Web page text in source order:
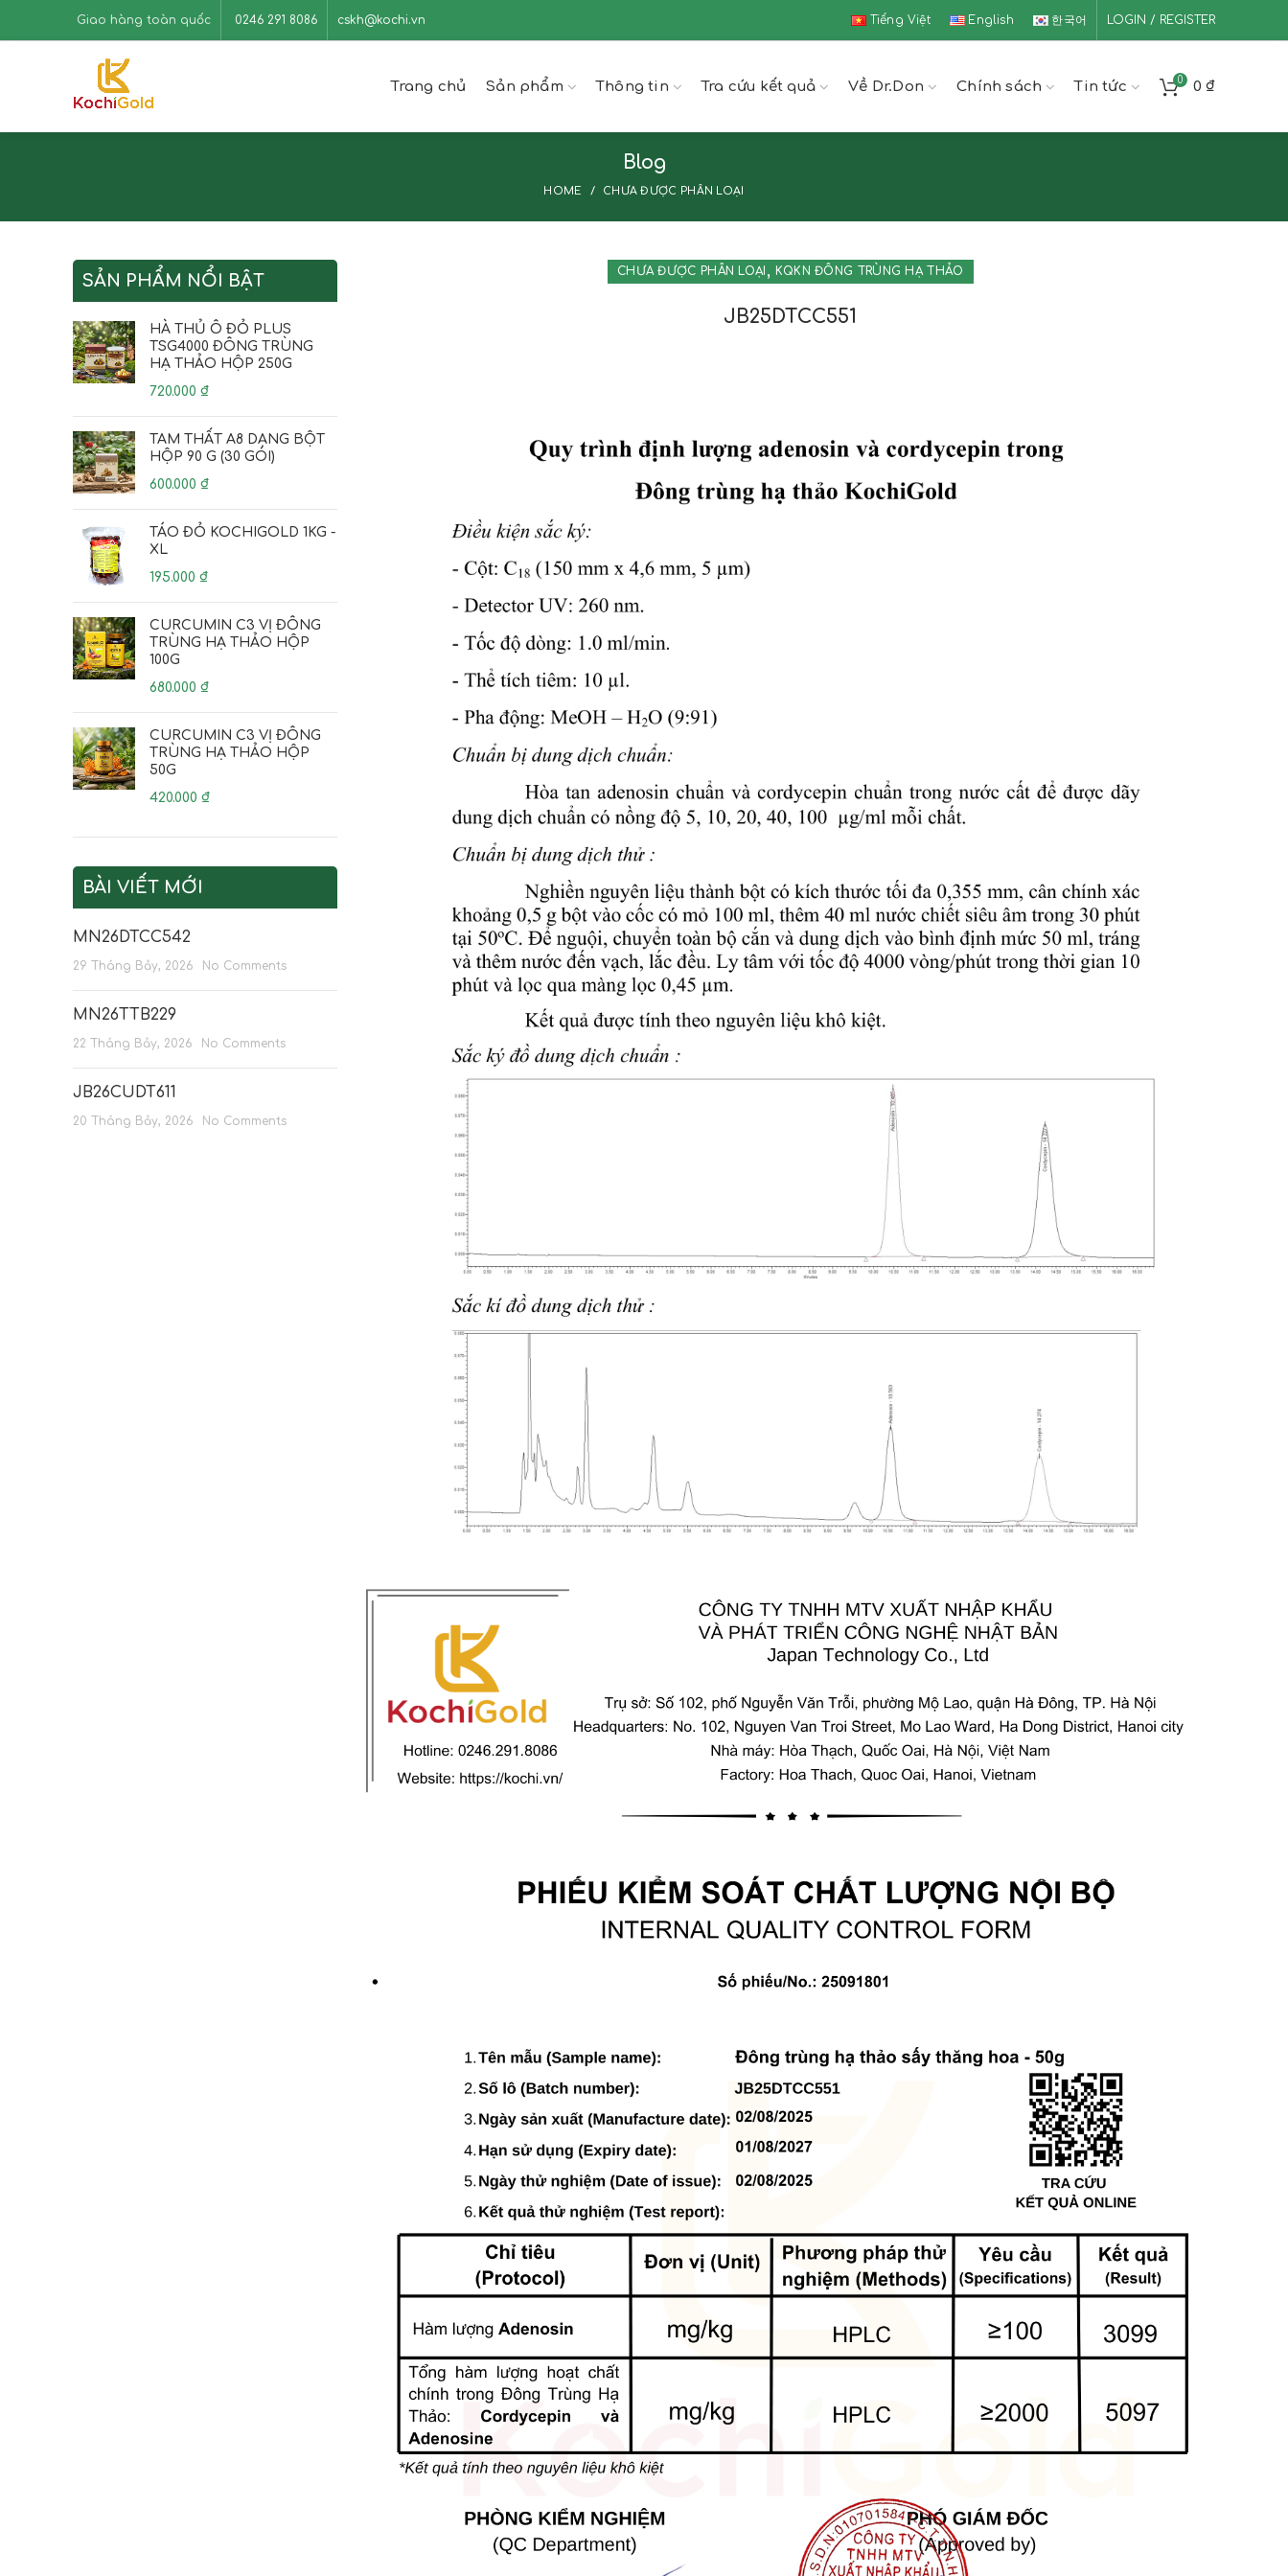
Giao hàng toàn quốc 0246 291 8086 cskh@kochi.vn Tiếng Việt English 한국어 LOGIN / REGISTER
Trang chủ Sản phẩm Thông tin Tra cứu kết quả Về Dr.Don Chính sách Tin tức 0 0 ₫
Blog
HOME CHƯA ĐƯỢC PHÂN LOẠI
CHƯA ĐƯỢC PHÂN LOẠI , KQKN ĐÔNG TRÙNG HẠ THẢO
JB25DTCC551
SẢN PHẨM NỔI BẬT
HÀ THỦ Ô ĐỎ PLUS
TSG4000 ĐÔNG TRÙNG
HẠ THẢO HỘP 250G
720.000 ₫
TAM THẤT A8 DẠNG BỘT
HỘP 90 G (30 GÓI)
600.000 ₫
TÁO ĐỎ KOCHIGOLD 1KG -
XL
195.000 ₫
CURCUMIN C3 VỊ ĐÔNG
TRÙNG HẠ THẢO HỘP
100G
680.000 ₫
CURCUMIN C3 VỊ ĐÔNG
TRÙNG HẠ THẢO HỘP
50G
420.000 ₫
BÀI VIẾT MỚI
MN26DTCC542
29 Tháng Bảy, 2026 No Comments
MN26TTB229
22 Tháng Bảy, 2026 No Comments
JB26CUDT611
20 Tháng Bảy, 2026 No Comments